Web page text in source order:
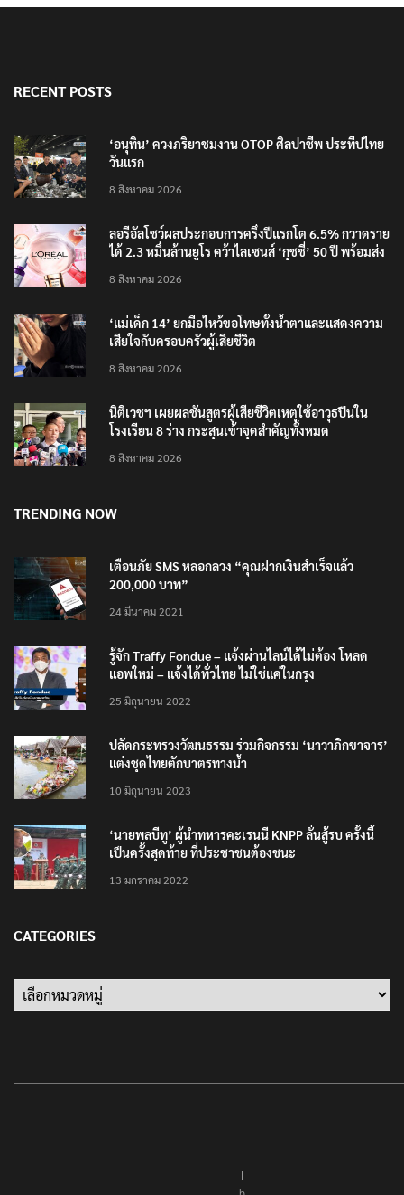
RECENT POSTS
‘อนุทิน’ ควงภริยาชมงาน OTOP ศิลปาชีพ ประทีปไทย
วันแรก
8 สิงหาคม 2026
ลอรีอัลโชว์ผลประกอบการครึ่งปีแรกโต 6.5% กวาดราย
ได้ 2.3 หมื่นล้านยูโร คว้าไลเซนส์ ‘กุชชี่’ 50 ปี พร้อมส่ง
8 สิงหาคม 2026
‘แม่เด็ก 14’ ยกมือไหว้ขอโทษทั้งน้ำตาและแสดงความ
เสียใจกับครอบครัวผู้เสียชีวิต
8 สิงหาคม 2026
นิติเวชฯ เผยผลชันสูตรผู้เสียชีวิตเหตุใช้อาวุธปืนใน
โรงเรียน 8 ร่าง กระสุนเข้าจุดสำคัญทั้งหมด
8 สิงหาคม 2026
TRENDING NOW
เตือนภัย SMS หลอกลวง “คุณฝากเงินสำเร็จแล้ว
200,000 บาท”
24 มีนาคม 2021
รู้จัก Traffy Fondue – แจ้งผ่านไลน์ได้ไม่ต้อง โหลด
แอพใหม่ – แจ้งได้ทั่วไทย ไม่ใช่แค่ในกรุง
25 มิถุนายน 2022
ปลัดกระทรวงวัฒนธรรม ร่วมกิจกรรม ‘นาวาภิกขาจาร’
แต่งชุดไทยตักบาตรทางน้ำ
10 มิถุนายน 2023
‘นายพลบีทู’ ผู้นำทหารคะเรนนี KNPP ลั่นสู้รบ ครั้งนี้
เป็นครั้งสุดท้าย ที่ประชาชนต้องชนะ
13 มกราคม 2022
CATEGORIES
T